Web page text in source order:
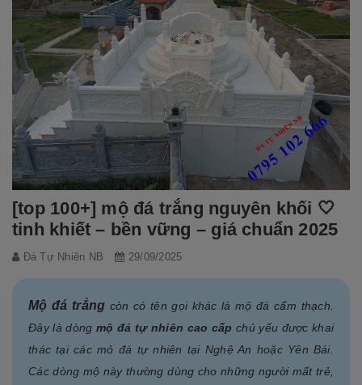
[top 100+] mộ đá trắng nguyên khối 🤍
tinh khiết – bền vững – giá chuẩn 2025
Đá Tự Nhiên NB 29/09/2025
Mộ đá trắng còn có tên gọi khác là mộ đá cẩm thạch.
Đây là dòng mộ đá tự nhiên cao cấp chủ yếu được khai
thác tại các mỏ đá tự nhiên tại Nghệ An hoặc Yên Bái.
Các dòng mộ này thường dùng cho những người mất trẻ,